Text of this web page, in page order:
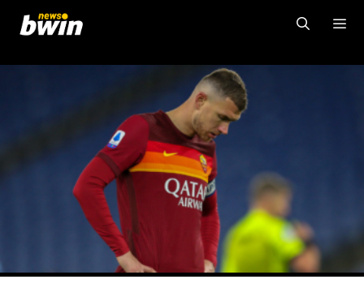
contenuto